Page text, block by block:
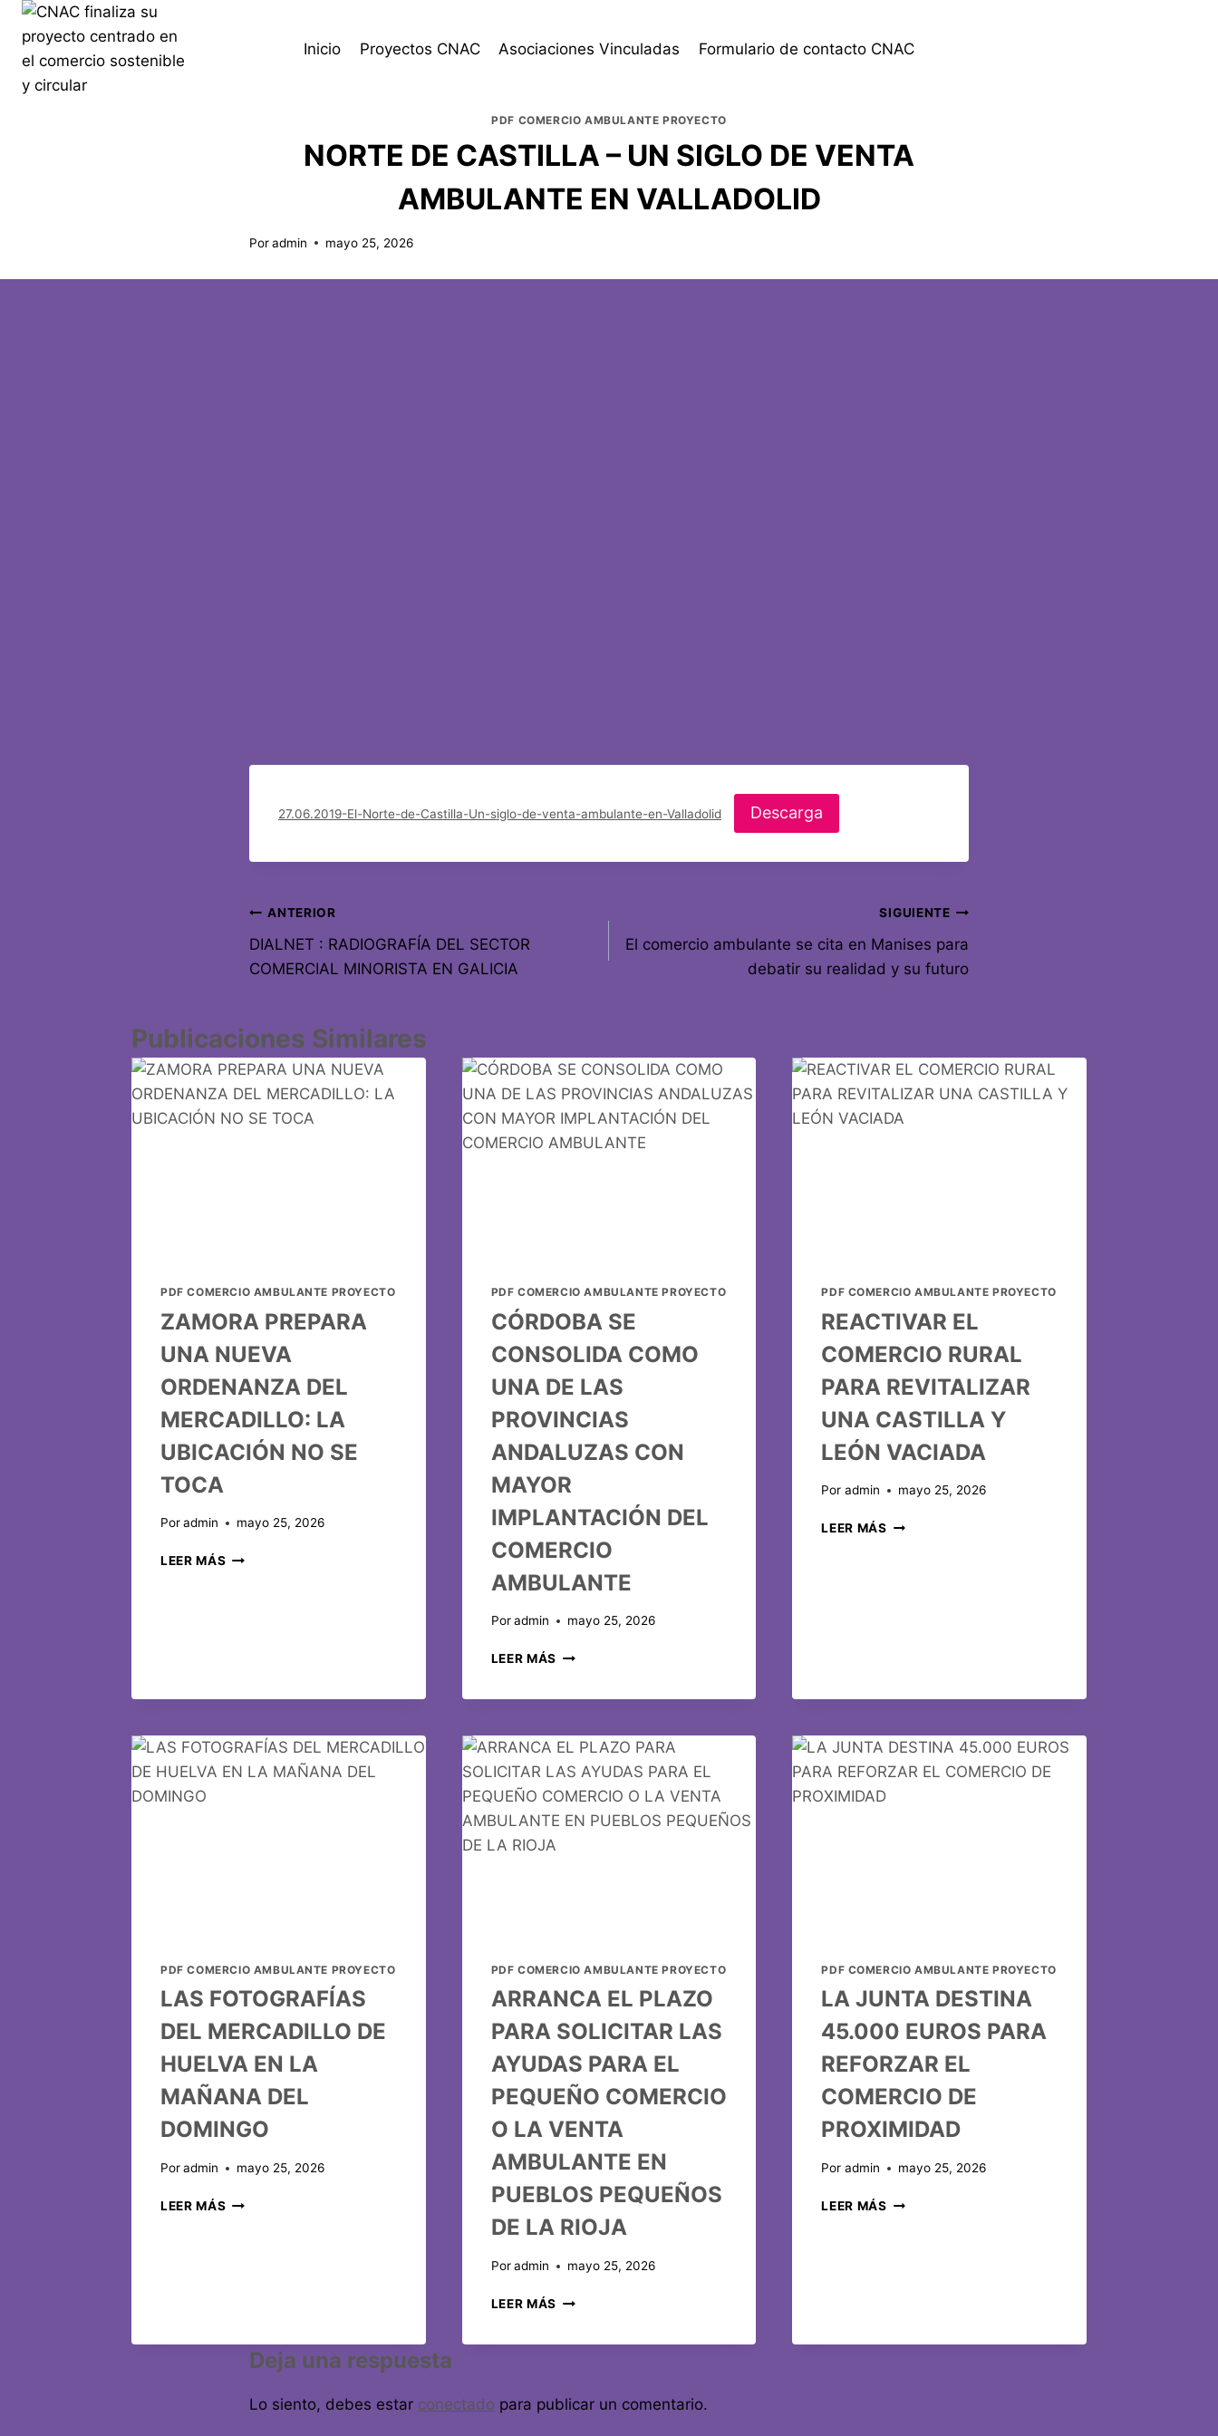
Inicio Proyectos CNAC Asociaciones Vinculadas Formulario de contacto CNAC
PDF COMERCIO AMBULANTE PROYECTO
NORTE DE CASTILLA – UN SIGLO DE VENTA
AMBULANTE EN VALLADOLID
Poradmin mayo 25, 2026
27.06.2019-El-Norte-de-Castilla-Un-siglo-de-venta-ambulante-en-Valladolid Descarga
ANTERIOR
DIALNET : RADIOGRAFÍA DEL SECTOR
COMERCIAL MINORISTA EN GALICIA
SIGUIENTE
El comercio ambulante se cita en Manises para
debatir su realidad y su futuro
Publicaciones Similares
PDF COMERCIO AMBULANTE PROYECTO
ZAMORA PREPARA
UNA NUEVA
ORDENANZA DEL
MERCADILLO: LA
UBICACIÓN NO SE
TOCA
Poradmin mayo 25, 2026
LEER MÁS
PDF COMERCIO AMBULANTE PROYECTO
CÓRDOBA SE
CONSOLIDA COMO
UNA DE LAS
PROVINCIAS
ANDALUZAS CON
MAYOR
IMPLANTACIÓN DEL
COMERCIO
AMBULANTE
Por admin mayo 25, 2026
LEER MÁS
PDF COMERCIO AMBULANTE PROYECTO
REACTIVAR EL
COMERCIO RURAL
PARA REVITALIZAR
UNA CASTILLA Y
LEÓN VACIADA
Por admin mayo 25, 2026
LEER MÁS
PDF COMERCIO AMBULANTE PROYECTO
LAS FOTOGRAFÍAS
DEL MERCADILLO DE
HUELVA EN LA
MAÑANA DEL
DOMINGO
Poradmin mayo 25, 2026
LEER MÁS
PDF COMERCIO AMBULANTE PROYECTO
ARRANCA EL PLAZO
PARA SOLICITAR LAS
AYUDAS PARA EL
PEQUEÑO COMERCIO
O LA VENTA
AMBULANTE EN
PUEBLOS PEQUEÑOS
DE LA RIOJA
Por admin mayo 25, 2026
LEER MÁS
PDF COMERCIO AMBULANTE PROYECTO
LA JUNTA DESTINA
45.000 EUROS PARA
REFORZAR EL
COMERCIO DE
PROXIMIDAD
Por admin mayo 25, 2026
LEER MÁS
Deja una respuesta
Lo siento, debes estar conectado para publicar un comentario.